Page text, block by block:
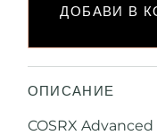
ДОБАВИ В
ОПИСАНИЕ
COSRX